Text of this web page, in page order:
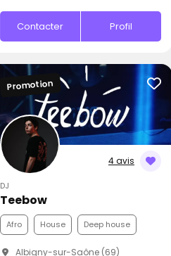
Contacter Profil
4 avis
Promotion
DJ
Teebow
Afro House Deep house
Albigny-sur-Saône (69)